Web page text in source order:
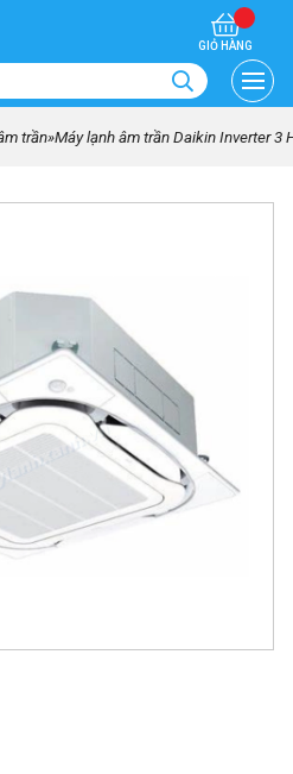
GIỎ HÀNG
trần»Máy lạnh âm trần Daikin Inverter 3